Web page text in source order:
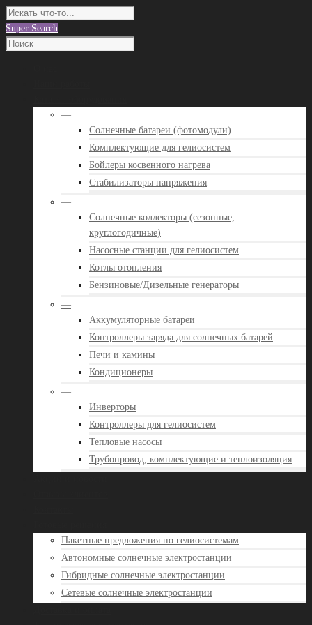
Super Search
—
Солнечные батареи (фотомодули)
Комплектующие для гелиосистем
Бойлеры косвенного нагрева
Стабилизаторы напряжения
—
Солнечные коллекторы (сезонные,
круглогодичные)
Насосные станции для гелиосистем
Котлы отопления
Бензиновые/Дизельные генераторы
—
Аккумуляторные батареи
Контроллеры заряда для солнечных батарей
Печи и камины
Кондиционеры
—
Инверторы
Контроллеры для гелиосистем
Тепловые насосы
Трубопровод, комплектующие и теплоизоляция
Пакетные предложения по гелиосистемам
Автономные солнечные электростанции
Гибридные солнечные электростанции
Сетевые солнечные электростанции